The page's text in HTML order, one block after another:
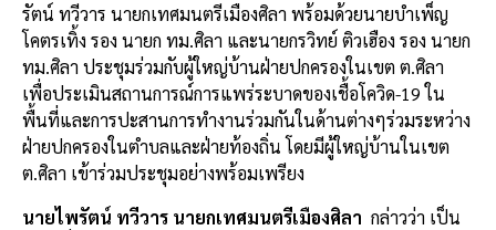
รัตน์ ทวีวาร นายกเทศมนตรีเมืองศิลา พร้อมด้วยนายบำเพ็ญ
โคตรเทิ้ง รอง นายก ทม.ศิลา และนายกรวิทย์ ติวเฮือง รอง นายก
ทม.ศิลา ประชุมร่วมกับผู้ใหญ่บ้านฝ่ายปกครองในเขต ต.ศิลา
เพื่อประเมินสถานการณ์การแพร่ระบาดของเชื้อโควิด-19 ใน
พื้นที่และการปะสานการทำงานร่วมกันในด้านต่างๆร่วมระหว่าง
ฝ่ายปกครองในตำบลและฝ่ายท้องถิ่น โดยมีผู้ใหญ่บ้านในเขต
ต.ศิลา เข้าร่วมประชุมอย่างพร้อมเพรียง
นายไพรัตน์ ทวีวาร นายกเทศมนตรีเมืองศิลา กล่าวว่า เป็น